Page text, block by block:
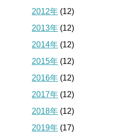
2012年 (12)
2013年 (12)
2014年 (12)
2015年 (12)
2016年 (12)
2017年 (12)
2018年 (12)
2019年 (17)